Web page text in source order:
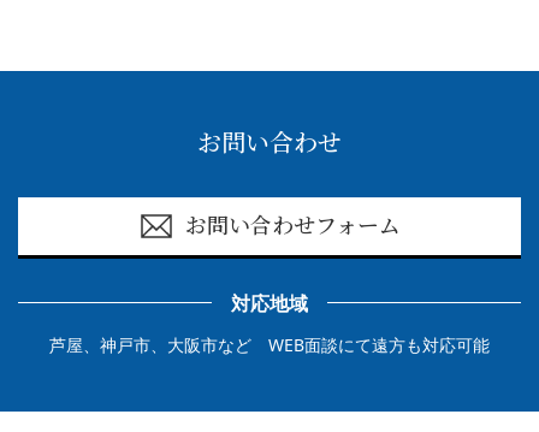
お問い合わせ
お問い合わせフォーム
対応地域
芦屋、神戸市、大阪市など WEB面談にて遠方も対応可能